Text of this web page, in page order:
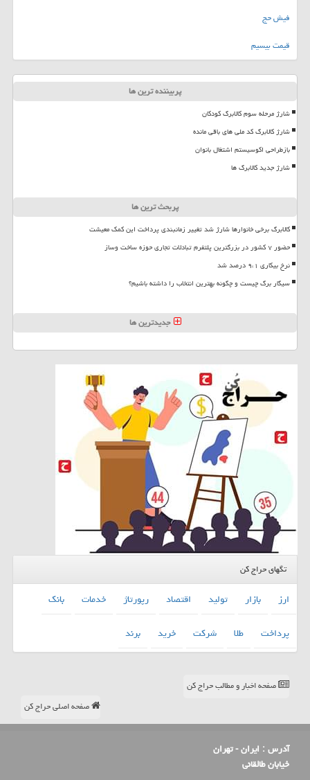
فیش حج
قیمت بیسیم
پربیننده ترین ها
شارژ مرحله سوم کالابرگ کودکان
شارژ کالابرگ کد ملی های باقی مانده
بازطراحی اکوسیستم اشتغال بانوان
شارژ جدید کالابرگ ها
پربحث ترین ها
کالابرگ برخی خانوارها شارژ شد تغییر زمانبندی پرداخت این کمک معیشت
حضور ۷ کشور در بزرگترین پلتفرم تبادلات تجاری حوزه ساخت وساز
نرخ بیکاری ۹،۱ درصد شد
سیگار برگ چیست و چگونه بهترین انتخاب را داشته باشیم؟
جدیدترین ها
تگهای حراج کن
ارز بازار تولید اقتصاد رپورتاژ خدمات
بانك
پرداخت
طلا شركت خرید برند
صفحه اخبار و مطالب حراج کن
صفحه اصلی حراج کن
آدرس : ایران - تهران
خیابان طالقانی